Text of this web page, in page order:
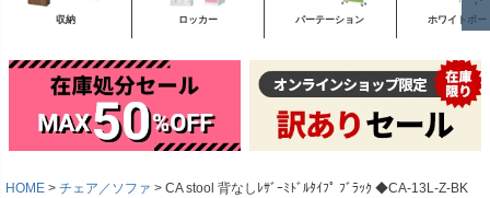
収納 ロッカー パーテーション ホワイトボー
HOME チェア／ソファ CA stool 背なしﾚｻﾞｰﾐﾄﾞﾙﾀｲﾌﾟ ﾌﾞﾗｯｸ ◆CA-13L-Z-BK